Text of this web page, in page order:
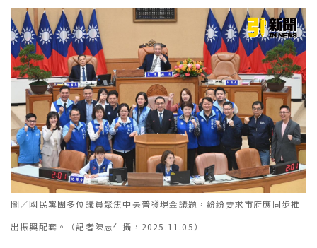
圖／國民黨團多位議員聚焦中央普發現金議題，紛紛要求市府應同步推
出振興配套。（記者陳志仁攝，2025.11.05）